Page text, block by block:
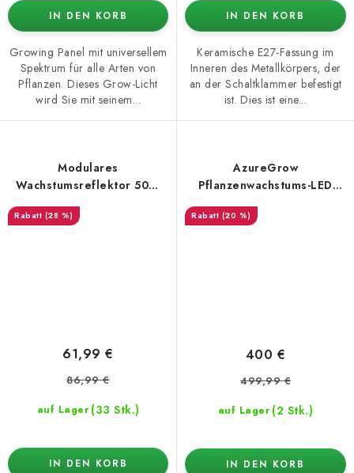
IN DEN KORB
Growing Panel mit universellem
Spektrum für alle Arten von
Pflanzen. Dieses Grow-Licht
wird Sie mit seinem...
IN DEN KORB
Keramische E27-Fassung im
Inneren des Metallkörpers, der
an der Schaltklammer befestigt
ist. Dies ist eine...
Modulares
Wachstumsreflektor 50W
Fullspektrum (3-Pack =
150W)
(28 %)
auf Lager (33 Stk.)
61,99 €
86,99 €
IN DEN KORB
AzureGrow
Pflanzenwachstums-LED
Panel 480W dimmbar
(20 %)
auf Lager (2 Stk.)
400 €
499,99 €
IN DEN KORB